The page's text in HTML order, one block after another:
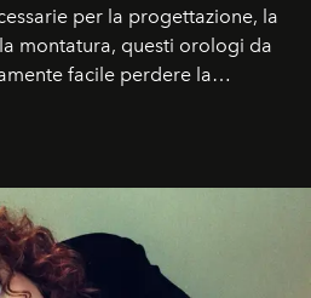
per la progettazione, la
montatura, questi orologi da
facile perdere la